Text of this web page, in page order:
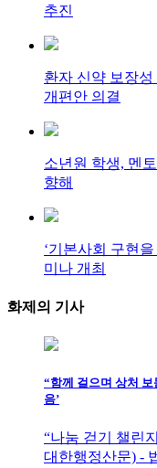
추진
환자 신약 보장
개편안 의결
소년원 학생, 멘
향해
‘기본사회 구현
미나 개최
화제의 기사
“함께 걸으며 상처 보
음’
“나눔 걷기 챌린
대한행정산문) -